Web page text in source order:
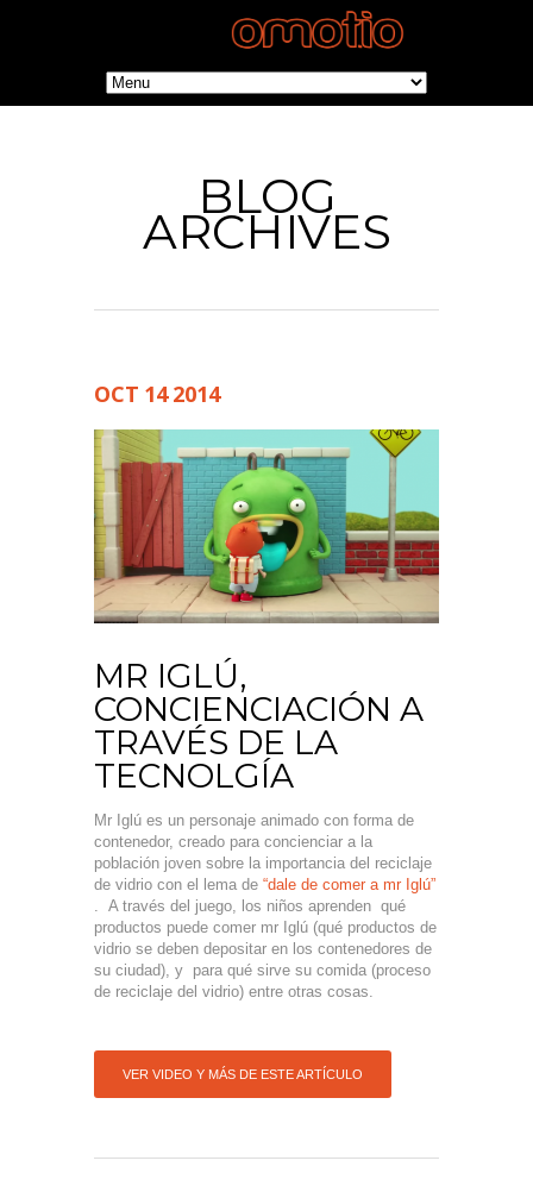
BLOG
ARCHIVES
OCT 14 2014
MR IGLÚ,
CONCIENCIACIÓN A
TRAVÉS DE LA
TECNOLGÍA
Mr Iglú es un personaje animado con forma de
contenedor, creado para concienciar a la
población joven sobre la importancia del reciclaje
de vidrio con el lema de “dale de comer a mr Iglú”
. A través del juego, los niños aprenden qué
productos puede comer mr Iglú (qué productos de
vidrio se deben depositar en los contenedores de
su ciudad), y para qué sirve su comida (proceso
de reciclaje del vidrio) entre otras cosas.
VER VIDEO Y MÁS DE ESTE ARTÍCULO